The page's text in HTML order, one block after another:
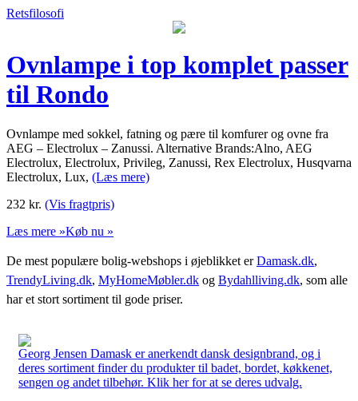
Retsfilosofi
Ovnlampe i top komplet passer
til Rondo
Ovnlampe med sokkel, fatning og pære til komfurer og ovne fra
AEG – Electrolux – Zanussi. Alternative Brands:Alno, AEG
Electrolux, Electrolux, Privileg, Zanussi, Rex Electrolux, Husqvarna
Electrolux, Lux, (Læs mere)
232 kr. (Vis fragtpris)
Læs mere »Køb nu »
De mest populære bolig-webshops i øjeblikket erDamask.dk,
TrendyLiving.dk, MyHomeMøbler.dk og Bydahlliving.dk, som alle
har et stort sortiment til gode priser.
Georg Jensen Damask er anerkendt dansk designbrand, og i
deres sortiment finder du produkter til badet, bordet, køkkenet,
sengen og andet tilbehør. Klik her for at se deres udvalg.